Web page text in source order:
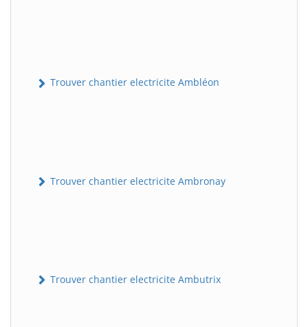
Trouver chantier electricite Ambléon
Trouver chantier electricite Ambronay
Trouver chantier electricite Ambutrix